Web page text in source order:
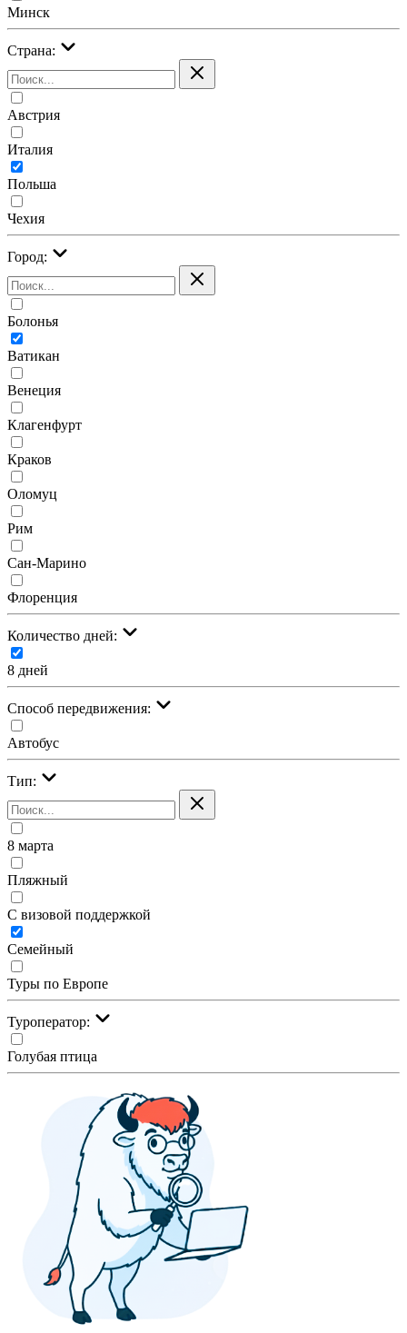
Минск
Страна:
Австрия
Италия
Польша
Чехия
Город:
Болонья
Ватикан
Венеция
Клагенфурт
Краков
Оломуц
Рим
Сан-Марино
Флоренция
Количество дней:
8 дней
Cпособ передвижения:
Автобус
Тип:
8 марта
Пляжный
С визовой поддержкой
Семейный
Туры по Европе
Туроператор:
Голубая птица